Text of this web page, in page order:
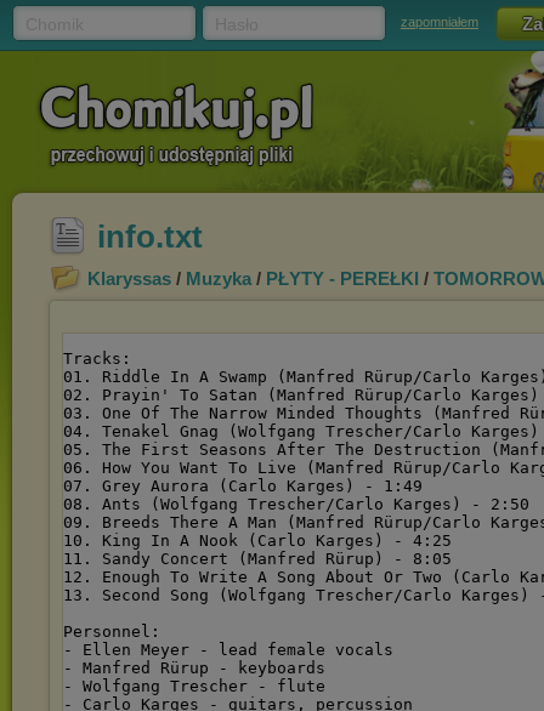
zapomniałem
info.txt
Klaryssas / Muzyka / PŁYTY - PEREŁKI /